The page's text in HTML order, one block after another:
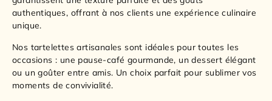
authentiques, offrant à nos clients une expérience culinaire
unique.
Nos tartelettes artisanales sont idéales pour toutes les
occasions : une pause-café gourmande, un dessert élégant
ou un goûter entre amis. Un choix parfait pour sublimer vos
moments de convivialité.